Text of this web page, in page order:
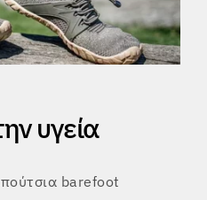
υγεία
barefoot